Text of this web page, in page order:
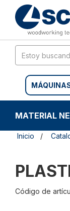
contenido
menú
navegación
MATERIAL
Inicio
Código de